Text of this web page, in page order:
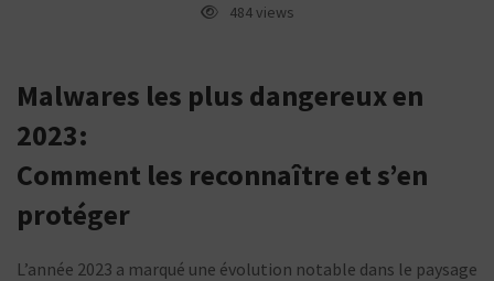
484 views
Malwares les plus dangereux en
2023:
Comment les reconnaître et s’en
protéger
L’année 2023 a marqué une évolution notable dans le paysage